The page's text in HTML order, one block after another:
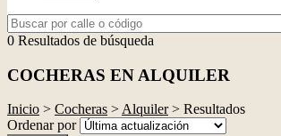
0 Resultados de búsqueda
COCHERAS EN ALQUILER
Inicio > Cocheras >Alquiler> Resultados
Ordenar por